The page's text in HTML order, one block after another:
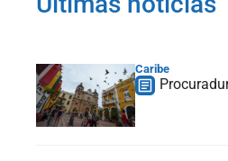
Caribe